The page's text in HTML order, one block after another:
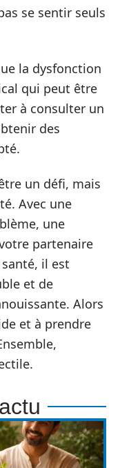
se sentir seuls
la dysfonction
qui peut être
à consulter un
des
un défi, mais
Avec une
une
partenaire
santé, il est
et de
Alors
et à prendre